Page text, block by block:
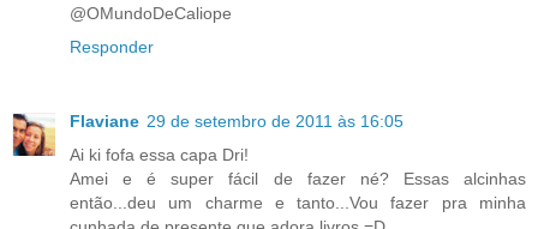
@OMundoDeCaliope
Responder
Flaviane 29 de setembro de 2011 às 16:05
Ai ki fofa essa capa Dri!
Amei e é super fácil de fazer né? Essas alcinhas
então...deu um charme e tanto...Vou fazer pra minha